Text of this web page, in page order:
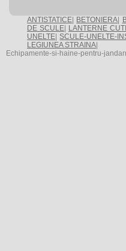
ANTISTATICE BETONIERA
DE SCULE
LANTERNE
UNELTE SCULE-UNELTE-
LEGIUNEA STRAINA
Echipamente-si-haine-pentru-